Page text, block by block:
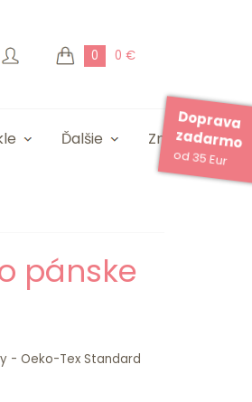
0 0 €
Doprava
zadarmo
od 35 Eur
Ďalšie Značky
pánske
- Oeko-Tex Standard